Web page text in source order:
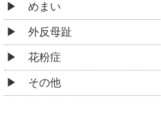
めまい
外反母趾
花粉症
その他